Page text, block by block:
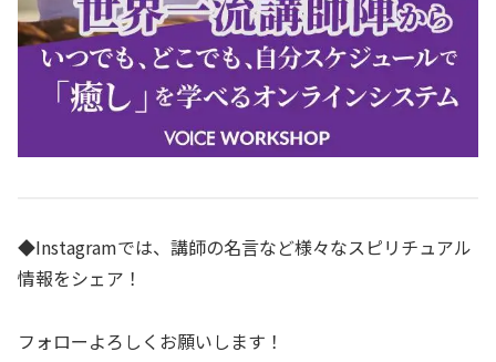
◆Instagramでは、講師の名言など様々なスピリチュアル
情報をシェア！
フォローよろしくお願いします！